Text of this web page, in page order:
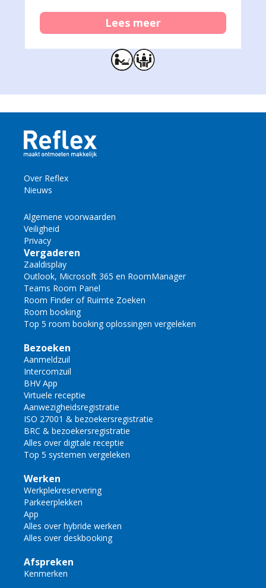
Lees meer
Over Reflex
Nieuws
Algemene voorwaarden
Veiligheid
Privacy
Vergaderen
Zaaldisplay
Outlook, Microsoft 365 en RoomManager
Teams Room Panel
Room Finder of Ruimte Zoeken
Room booking
Top 5 room booking oplossingen vergeleken
Bezoeken
Aanmeldzuil
Intercomzuil
BHV App
Virtuele receptie
Aanwezigheidsregistratie
ISO 27001 & bezoekersregistratie
BRC & bezoekersregistratie
Alles over digitale receptie
Top 5 systemen vergeleken
Werken
Werkplekreservering
Parkeerplekken
App
Alles over hybride werken
Alles over deskbooking
Afspreken
Kenmerken